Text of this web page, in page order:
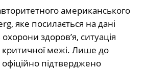
американського
яке посилається на дані
здоров’я, ситуація
критичної межі. Лише до
офіційно підтверджено